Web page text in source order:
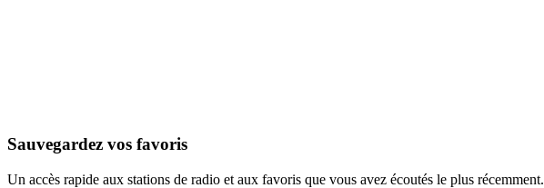
Sauvegardez vos favoris
Un accès rapide aux stations de radio et aux favoris que vous avez écoutés le plus récemment.